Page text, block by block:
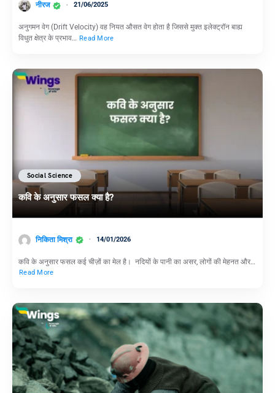
नीरज 21/06/2025
अनुगमन वेग (Drift Velocity) वह नियत औसत वेग होता है जिससे मुक्त इलेक्ट्रॉन बाह्य
विधुत क्षेत्र के प्रभाव… Read More
Social Science
कवि के अनुसार फसल क्या है?
निकिता मिश्रा 14/01/2026
कवि के अनुसार फसल कई चीज़ों का मेल है। नदियों के पानी का असर, लोगों की मेहनत और…
Read More